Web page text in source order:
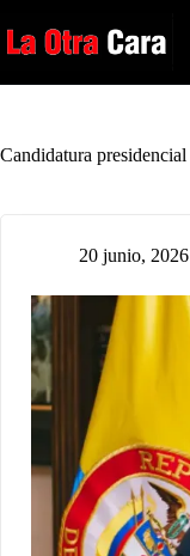
al
contenido
Candidatura presidencial
20 junio, 2026